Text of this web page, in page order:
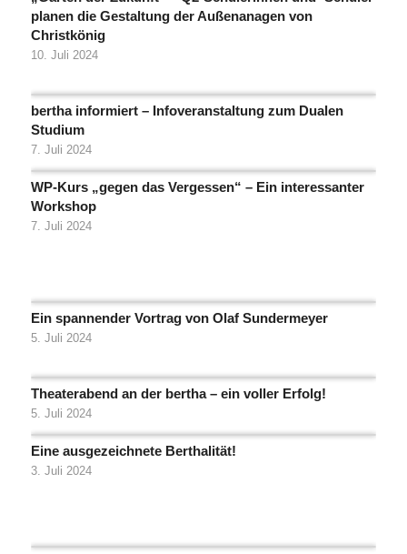
planen die Gestaltung der Außenanagen von
Christkönig
10. Juli 2024
bertha informiert – Infoveranstaltung zum Dualen
Studium
7. Juli 2024
WP-Kurs „gegen das Vergessen“ – Ein interessanter
Workshop
7. Juli 2024
Ein spannender Vortrag von Olaf Sundermeyer
5. Juli 2024
Theaterabend an der bertha – ein voller Erfolg!
5. Juli 2024
Eine ausgezeichnete Berthalität!
3. Juli 2024